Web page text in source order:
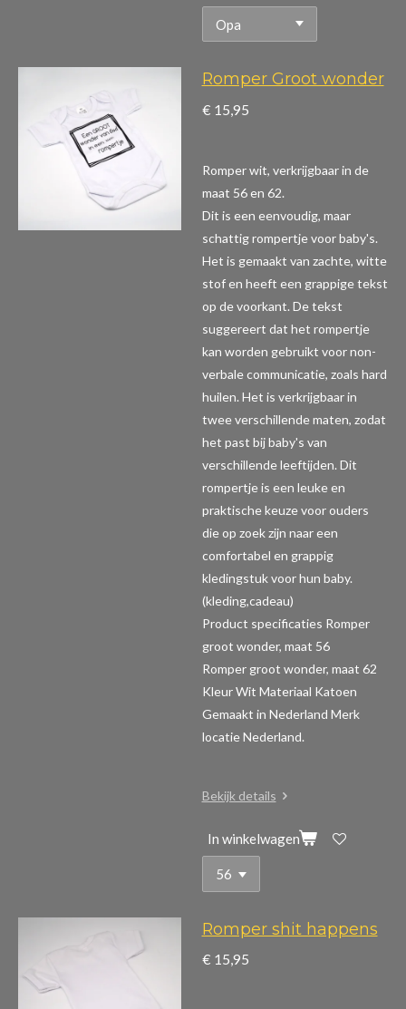
Romper Groot wonder
€ 15,95
Romper wit, verkrijgbaar in de
maat 56 en 62.
Dit is een eenvoudig, maar
schattig rompertje voor baby's.
Het is gemaakt van zachte, witte
stof en heeft een grappige tekst
op de voorkant. De tekst
suggereert dat het rompertje
kan worden gebruikt voor non-
verbale communicatie, zoals hard
huilen. Het is verkrijgbaar in
twee verschillende maten, zodat
het past bij baby's van
verschillende leeftijden. Dit
rompertje is een leuke en
praktische keuze voor ouders
die op zoek zijn naar een
comfortabel en grappig
kledingstuk voor hun baby.
(kleding,cadeau)
Product specificaties Romper
groot wonder, maat 56
Romper groot wonder, maat 62
Kleur Wit Materiaal Katoen
Gemaakt in Nederland Merk
locatie Nederland.
Bekijk details
In winkelwagen
Romper shit happens
€ 15,95